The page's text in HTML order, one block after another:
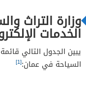
وزارة التراث
الخدمات
يبين الجدول التالي
السياحة في عمان:[1]